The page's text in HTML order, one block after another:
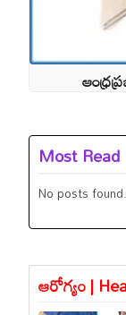
Most Read
No posts found.
ఆరోగ్యం |